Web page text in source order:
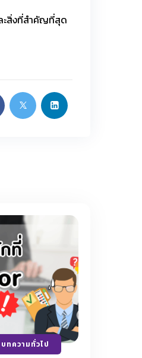
ละสิ่งที่สำคัญที่สุด
บทความทั่วไป